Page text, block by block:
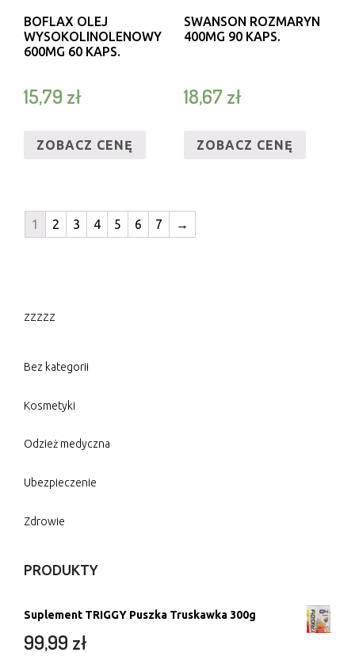
BOFLAX OLEJ
WYSOKOLINOLENOWY
600MG 60 KAPS.
15,79 zł
ZOBACZ CENĘ
SWANSON ROZMARYN
400MG 90 KAPS.
18,67 zł
ZOBACZ CENĘ
1 2 3 4 5 6 7 →
zzzzz
Bez kategorii
Kosmetyki
Odzież medyczna
Ubezpieczenie
Zdrowie
PRODUKTY
Suplement TRIGGY Puszka Truskawka 300g
99,99 zł